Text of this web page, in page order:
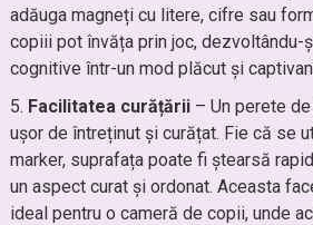
adăuga magneți cu litere, cifre sau
copiii pot învăța prin joc,
cognitive într-un mod plăcut și
Facilitatea curățării– Un perete
ușor de întreținut și curățat. Fie că se
marker, suprafața poate fi ștearsă
un aspect curat și ordonat. Aceasta
ideal pentru o cameră de copii, unde